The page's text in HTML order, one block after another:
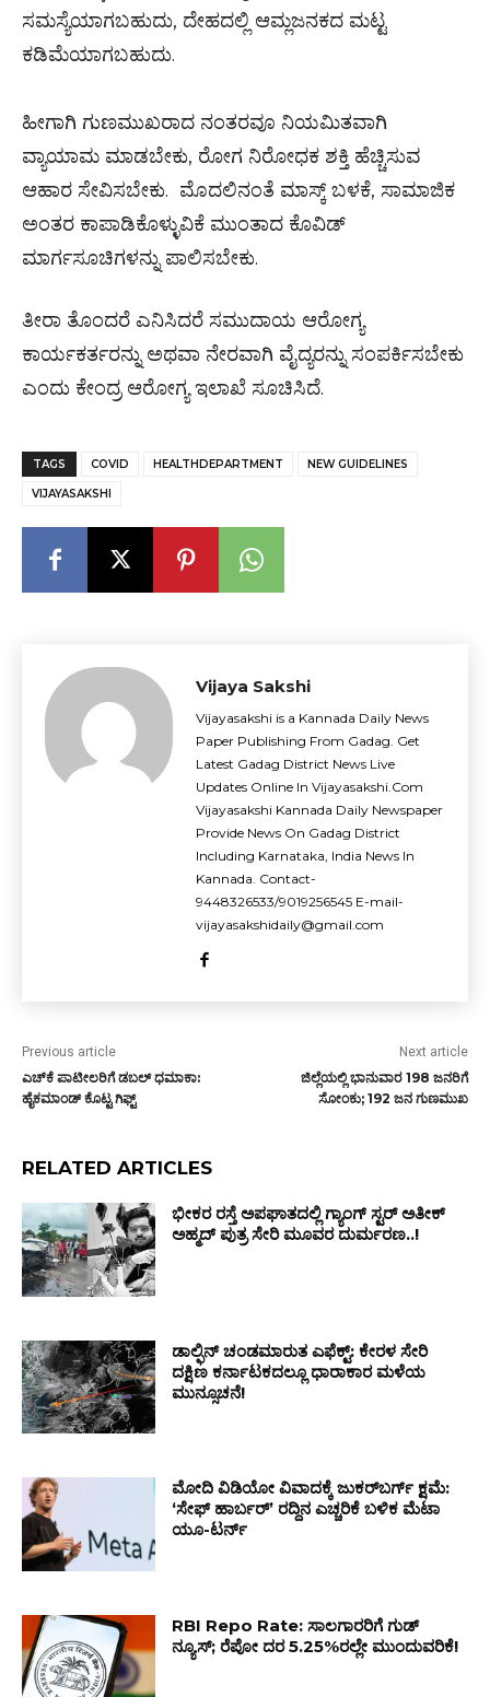
ಸಮಸ್ಯೆಯಾಗಬಹುದು, ದೇಹದಲ್ಲಿ ಆಮ್ಲಜನಕದ ಮಟ್ಟ
ಕಡಿಮೆಯಾಗಬಹುದು.
ಹೀಗಾಗಿ ಗುಣಮುಖರಾದ ನಂತರವೂ ನಿಯಮಿತವಾಗಿ
ವ್ಯಾಯಾಮ ಮಾಡಬೇಕು, ರೋಗ ನಿರೋಧಕ ಶಕ್ತಿ ಹೆಚ್ಚಿಸುವ
ಆಹಾರ ಸೇವಿಸಬೇಕು. ಮೊದಲಿನಂತೆ ಮಾಸ್ಕ್ ಬಳಕೆ, ಸಾಮಾಜಿಕ
ಅಂತರ ಕಾಪಾಡಿಕೊಳ್ಳುವಿಕೆ ಮುಂತಾದ ಕೊವಿಡ್
ಮಾರ್ಗಸೂಚಿಗಳನ್ನು ಪಾಲಿಸಬೇಕು.
ತೀರಾ ತೊಂದರೆ ಎನಿಸಿದರೆ ಸಮುದಾಯ ಆರೋಗ್ಯ
ಕಾರ್ಯಕರ್ತರನ್ನು ಅಥವಾ ನೇರವಾಗಿ ವೈದ್ಯರನ್ನು ಸಂಪರ್ಕಿಸಬೇಕು
ಎಂದು ಕೇಂದ್ರ ಆರೋಗ್ಯ ಇಲಾಖೆ ಸೂಚಿಸಿದೆ.
TAGS COVID HEALTHDEPARTMENT NEW GUIDELINES
VIJAYASAKSHI
Vijaya Sakshi
Vijayasakshi is a Kannada Daily News
Paper Publishing From Gadag. Get
Latest Gadag District News Live
Updates Online In Vijayasakshi.Com
Vijayasakshi Kannada Daily Newspaper
Provide News On Gadag District
Including Karnataka, India News In
Kannada. Contact-
9448326533/9019256545 E-mail-
vijayasakshidaily@gmail.com
Previous article
ಎಚ್‌ಕೆ ಪಾಟೀಲರಿಗೆ ಡಬಲ್ ಧಮಾಕಾ:
ಹೈಕಮಾಂಡ್ ಕೊಟ್ಟ ಗಿಫ್ಟ್
Next article
ಜಿಲ್ಲೆಯಲ್ಲಿ ಭಾನುವಾರ 198 ಜನರಿಗೆ
ಸೋಂಕು; 192 ಜನ ಗುಣಮುಖ
RELATED ARTICLES
ಭೀಕರ ರಸ್ತೆ ಅಪಘಾತದಲ್ಲಿ ಗ್ಯಾಂಗ್ ಸ್ಟರ್ ಅತೀಕ್
ಅಹ್ಮದ್ ಪುತ್ರ ಸೇರಿ ಮೂವರ ದುರ್ಮರಣ..!
ಡಾಲ್ಫಿನ್ ಚಂಡಮಾರುತ ಎಫೆಕ್ಟ್: ಕೇರಳ ಸೇರಿ
ದಕ್ಷಿಣ ಕರ್ನಾಟಕದಲ್ಲೂ ಧಾರಾಕಾರ ಮಳೆಯ
ಮುನ್ಸೂಚನೆ!
ಮೋದಿ ವಿಡಿಯೋ ವಿವಾದಕ್ಕೆ ಜುಕರ್‌ಬರ್ಗ್ ಕ್ಷಮೆ:
‘ಸೇಫ್ ಹಾರ್ಬರ್’ ರದ್ದಿನ ಎಚ್ಚರಿಕೆ ಬಳಿಕ ಮೆಟಾ
ಯೂ-ಟರ್ನ್
RBI Repo Rate: ಸಾಲಗಾರರಿಗೆ ಗುಡ್
ನ್ಯೂಸ್; ರೆಪೋ ದರ 5.25%ರಲ್ಲೇ ಮುಂದುವರಿಕೆ!